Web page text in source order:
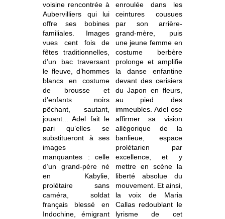
voisine rencontrée à
Aubervilliers qui lui
offre ses bobines
familiales. Images
vues cent fois de
fêtes traditionnelles,
d’un bac traversant
le fleuve, d’hommes
blancs en costume
de brousse et
d’enfants noirs
pêchant, sautant,
jouant... Adel fait le
pari qu’elles se
substitueront à ses
images
manquantes : celle
d’un grand-père né
en Kabylie,
prolétaire sans
caméra, soldat
français blessé en
Indochine, émigrant
enroulée dans les
ceintures cousues
par son arrière-
grand-mère, puis
une jeune femme en
costume berbère
prolonge et amplifie
la danse enfantine
devant des cerisiers
du Japon en fleurs,
au pied des
immeubles. Adel ose
affirmer sa vision
allégorique de la
banlieue, espace
prolétarien par
excellence, et y
mettre en scène la
liberté absolue du
mouvement. Et ainsi,
la voix de Maria
Callas redoublant le
lyrisme de cet